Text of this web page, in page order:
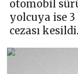
otomobil
yolcuya ise
cezası kesildi.